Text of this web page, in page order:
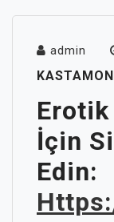
admin
İçin
Edin: